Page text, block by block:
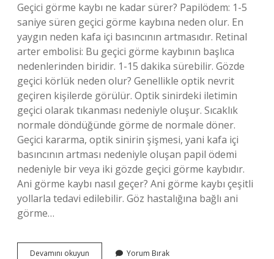
Geçici görme kaybı ne kadar sürer? Papilödem: 1-5
saniye süren geçici görme kaybına neden olur. En
yaygın neden kafa içi basıncının artmasıdır. Retinal
arter embolisi: Bu geçici görme kaybının başlıca
nedenlerinden biridir. 1-15 dakika sürebilir. Gözde
geçici körlük neden olur? Genellikle optik nevrit
geçiren kişilerde görülür. Optik sinirdeki iletimin
geçici olarak tıkanması nedeniyle oluşur. Sıcaklık
normale döndüğünde görme de normale döner.
Geçici kararma, optik sinirin şişmesi, yani kafa içi
basıncının artması nedeniyle oluşan papil ödemi
nedeniyle bir veya iki gözde geçici görme kaybıdır.
Ani görme kaybı nasıl geçer? Ani görme kaybı çeşitli
yollarla tedavi edilebilir. Göz hastalığına bağlı ani
görme…
Devamını okuyun Yorum Bırak